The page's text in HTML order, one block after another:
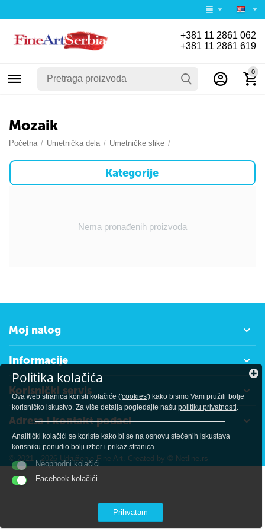
+381 11 2861 062
+381 11 2861 619
0
Mozaik
Početna / Umetnička dela / Umetničke slike /
Kategorije
Nema pronađenih proizvoda
Moj nalog
Informacije
Korisnički servis
Adresa i kontakt podaci
© 2021 - 2026 Udruženje Fine Art. Created by © Netline.rs
Politika kolačića
Ova web stranica koristi kolačiće ('cookies') kako bismo Vam pružili bolje
korisničko iskustvo. Za više detalja pogledajte našupolitiku privatnosti.
Analitički kolačići se koriste kako bi se na osnovu stečenih iskustava
korisniku ponudio bolji izbor i prikaz stranica.
Neophodni kolačići
Facebook kolačići
Prihvatam